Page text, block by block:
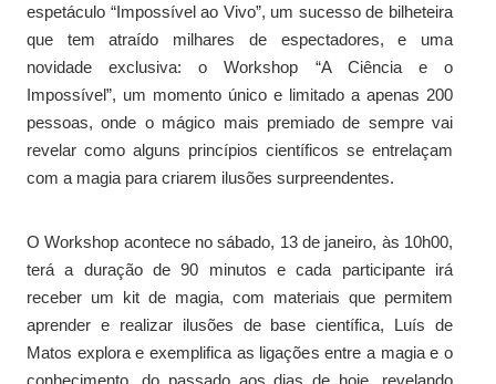
espetáculo “Impossível ao Vivo”, um sucesso de bilheteira
que tem atraído milhares de espectadores, e uma
novidade exclusiva: o Workshop “A Ciência e o
Impossível”, um momento único e limitado a apenas 200
pessoas, onde o mágico mais premiado de sempre vai
revelar como alguns princípios científicos se entrelaçam
com a magia para criarem ilusões surpreendentes.
O Workshop acontece no sábado, 13 de janeiro, às 10h00,
terá a duração de 90 minutos e cada participante irá
receber um kit de magia, com materiais que permitem
aprender e realizar ilusões de base científica, Luís de
Matos explora e exemplifica as ligações entre a magia e o
conhecimento, do passado aos dias de hoje, revelando